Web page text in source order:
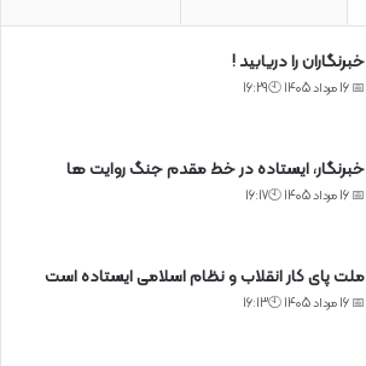
خبرنگاران را دریابید !
📅 16 مرداد 1405 🕙16:29
خبرنگار، ایستاده در خط مقدم جنگ روایت ها
📅 16 مرداد 1405 🕙16:17
ملت پای کار انقلاب و نظام اسلامی ایستاده است
📅 16 مرداد 1405 🕙16:13